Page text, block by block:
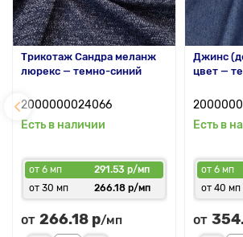
Трикотаж Сандра меланж
люрекс — темно-синий
2000000024066
Есть в наличии
от 6 мп
291.53 р/мп
от 30 мп
266.18 р/мп
от 266.18 р/мп
Джинс
цвет —
Есть в
от 6 мп
от 40 мп
от